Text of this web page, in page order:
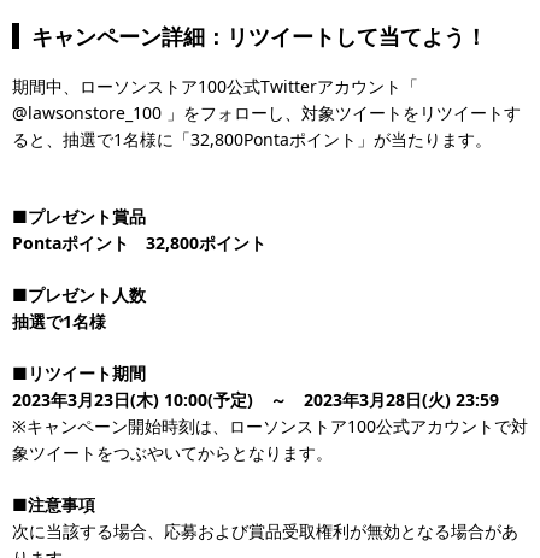
キャンペーン詳細：リツイートして当てよう！
期間中、ローソンストア100公式Twitterアカウント「
@lawsonstore_100 」をフォローし、対象ツイートをリツイートす
ると、抽選で1名様に「32,800Pontaポイント」が当たります。
■プレゼント賞品
Pontaポイント 32,800ポイント
■プレゼント人数
抽選で1名様
■ リツイート期間
2023年3月23日(木) 10:00(予定) ～ 2023年3月28日(火) 23:59
※キャンペーン開始時刻は、ローソンストア100公式アカウントで対
象ツイートをつぶやいてからとなります。
■注意事項
次に当該する場合、応募および賞品受取権利が無効となる場合があ